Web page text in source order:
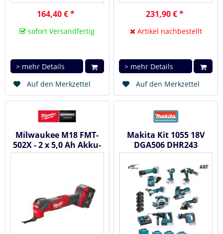
164,40 € *
sofort Versandfertig
> mehr Details
Auf den Merkzettel
231,90 € *
Artikel nachbestellt
> mehr Details
Auf den Merkzettel
Milwaukee M18 FMT-
502X - 2 x 5,0 Ah Akku-
Multitool #4933478492
Makita Kit 1055 18V
DGA506 DHR243
DHS680 DHP486
DTD153 DJV181...